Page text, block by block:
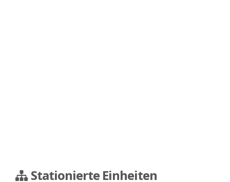
Stationierte Einheiten